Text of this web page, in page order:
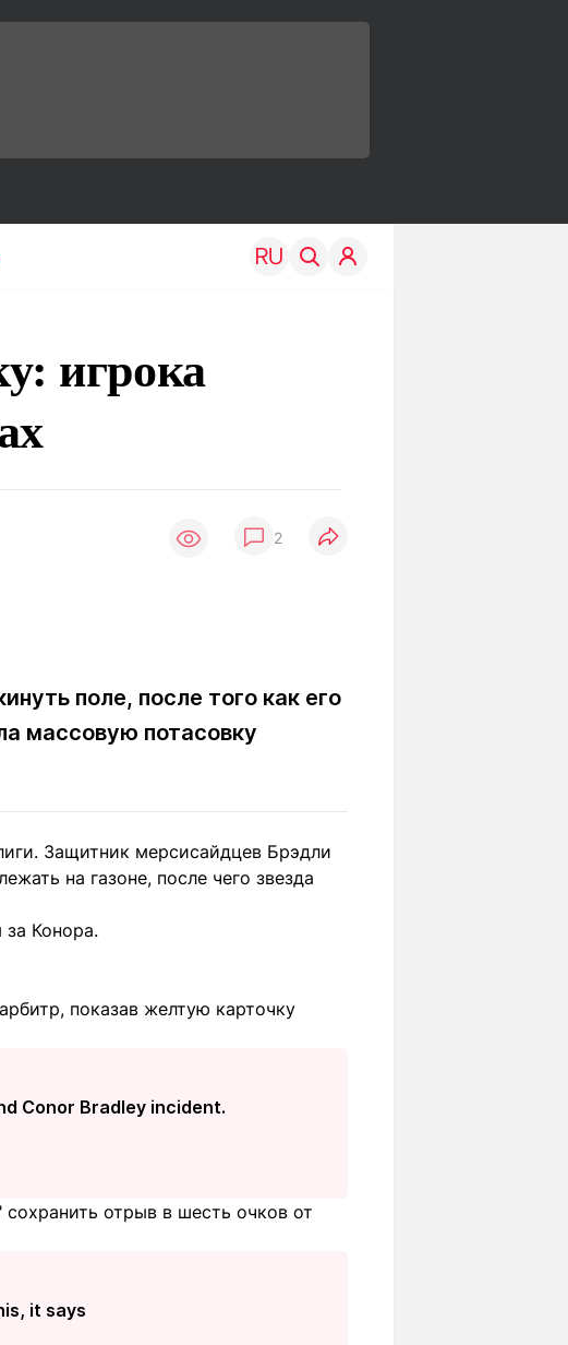
Путевые
Учебные
Светлая тема
игрока
2
поле, после того как его
массовую потасовку
Защитник мерсисайдцев Брэдли
на газоне, после чего звезда
Конора.
показав желтую карточку
Conor Bradley incident.
отрыв в шесть очков от
it says